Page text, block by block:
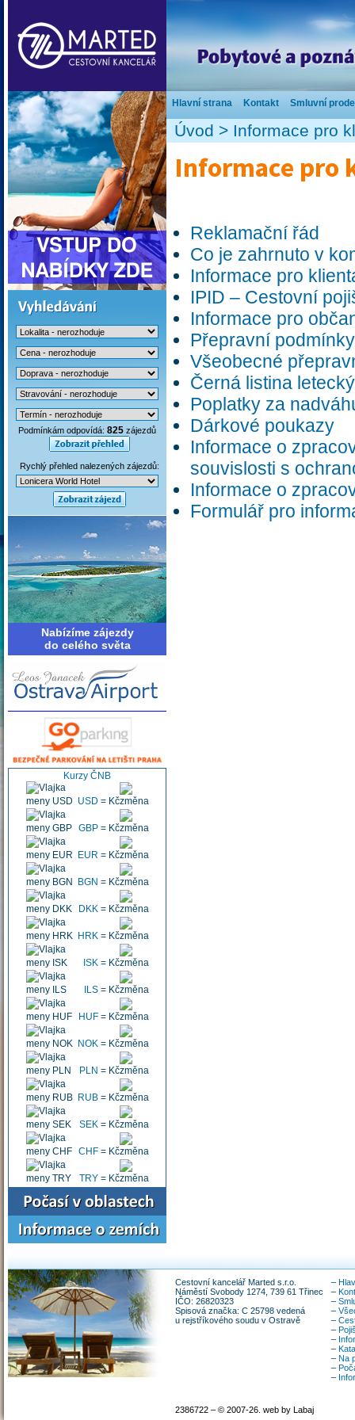
Hlavní strana Kontakt Smluvní
Podmínkám odpovídá: 825 zájezdů
Rychlý přehled nalezených zájezdů:
Nabízíme zájezdy
do celého světa
Kurzy ČNB
USD = Kč
GBP= Kč
EUR = Kč
BGN = Kč
DKK= Kč
HRK= Kč
ISK= Kč
ILS= Kč
HUF= Kč
NOK= Kč
PLN = Kč
RUB= Kč
SEK= Kč
CHF= Kč
TRY= Kč
Úvod > Informace pro
Informace pro
Reklamační řád
Co je zahrnuto v
Informace pro
IPID – Cestovní
Informace pro
Přepravní
Všeobecné
Černá listina
Poplatky za
Dárkové poukazy
Informace o
souvislosti s
Informace o
Formulář pro
Cestovní kancelář Marted s.r.o.
Náměstí Svobody 1274, 739 61 Třinec
IČO: 26820323
Spisová značka: C 25798 vedená
u rejstříkového soudu v Ostravě
2386722 – © 2007-26. web by Labaj
–
–
–
–
–
–
–
–
– Na
–
–